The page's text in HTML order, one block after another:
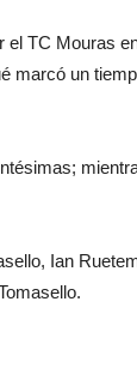
el TC Mouras
marcó un
Ian